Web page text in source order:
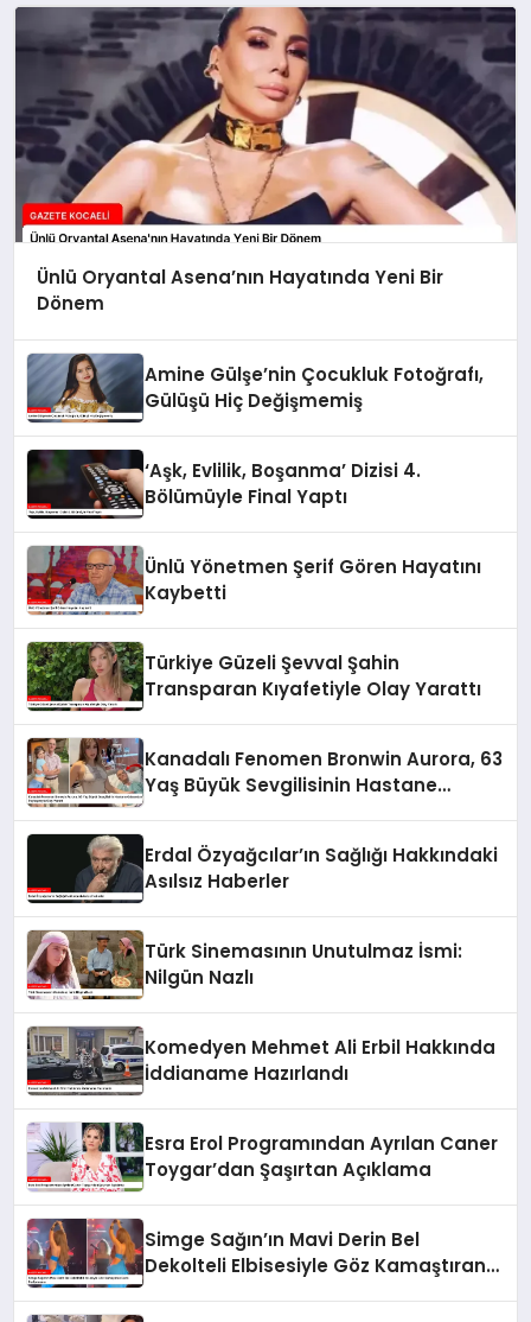
Ünlü Oryantal Asena’nın Hayatında Yeni Bir
Dönem
Amine Gülşe’nin Çocukluk Fotoğrafı,
Gülüşü Hiç Değişmemiş
‘Aşk, Evlilik, Boşanma’ Dizisi 4.
Bölümüyle Final Yaptı
Ünlü Yönetmen Şerif Gören Hayatını
Kaybetti
Türkiye Güzeli Şevval Şahin
Transparan Kıyafetiyle Olay Yarattı
Kanadalı Fenomen Bronwin Aurora, 63
Yaş Büyük Sevgilisinin Hastane
Erdal Özyağcılar’ın Sağlığı Hakkındaki
Asılsız Haberler
Türk Sinemasının Unutulmaz İsmi:
Nilgün Nazlı
Komedyen Mehmet Ali Erbil Hakkında
İddianame Hazırlandı
Esra Erol Programından Ayrılan Caner
Toygar’dan Şaşırtan Açıklama
Simge Sağın’ın Mavi Derin Bel
Dekolteli Elbisesiyle Göz Kamaştıran